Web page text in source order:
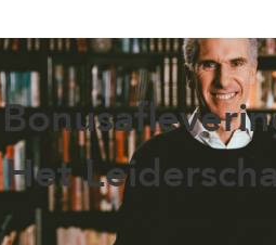
Het